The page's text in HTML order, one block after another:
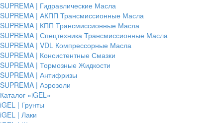
SUPREMA | Гидравлические Масла
SUPREMA | АКПП Трансмиссионные Масла
SUPREMA | КПП Трансмиссионные Масла
SUPREMA | Спецтехника Трансмиссионные Масла
SUPREMA | VDL Компрессорные Масла
SUPREMA | Консистентные Смазки
SUPREMA | Тормозные Жидкости
SUPREMA | Антифризы
SUPREMA | Аэрозоли
Каталог «iGEL»
iGEL | Грунты
iGEL | Лаки